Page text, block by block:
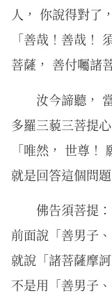
人， 你說得對了
「善哉！善哉！
菩薩， 善付囑諸
汝今諦聽，
多羅三藐三菩提
「唯然， 世尊
就是回答這個問題
佛告須菩提
前面說「善男子
就說「諸菩薩摩
不是用「善男子